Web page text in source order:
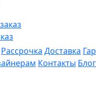
Рассрочка Доставка
Контакты Блог